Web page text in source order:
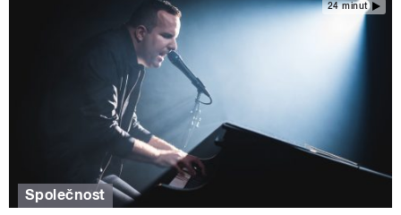
24 minut
Společnost